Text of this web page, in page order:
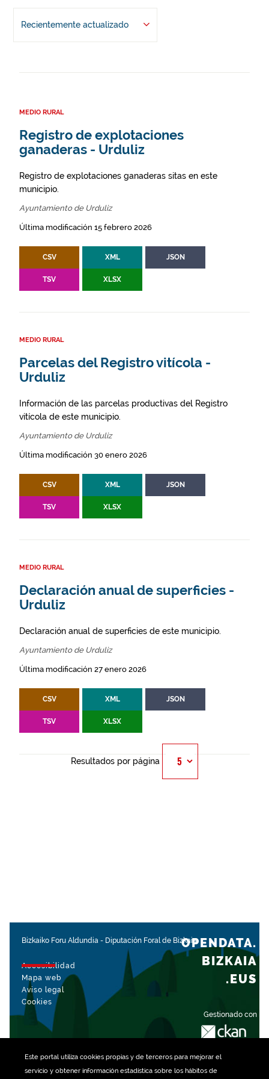
Este portal utiliza cookiespropias y de terceros para mejorar el
servicio y obtener información estadística sobre los hábitos de
Recientemente actualizado
MEDIO RURAL
Registro de explotaciones
ganaderas - Urduliz
Registro de explotaciones ganaderas sitas en este
municipio.
Ayuntamiento de Urduliz
Última modificación 15 febrero 2026
CSV XML JSON
TSV XLSX
MEDIO RURAL
Parcelas del Registro vitícola -
Urduliz
Información de las parcelas productivas del Registro
vitícola de este municipio.
Ayuntamiento de Urduliz
Última modificación 30 enero 2026
CSV XML JSON
TSV XLSX
MEDIO RURAL
Declaración anual de superficies -
Urduliz
Declaración anual de superficies de este municipio.
Ayuntamiento de Urduliz
Última modificación 27 enero 2026
CSV XML JSON
TSV XLSX
Resultados por página
Bizkaiko Foru Aldundia - Diputación Foral de Bizkaia
Accesibilidad
Mapa web
Aviso legal
Cookies
Gestionado con
OPENDATA.
BIZKAIA
.EUS